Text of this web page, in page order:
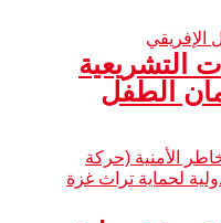
التشريعية
الطفل